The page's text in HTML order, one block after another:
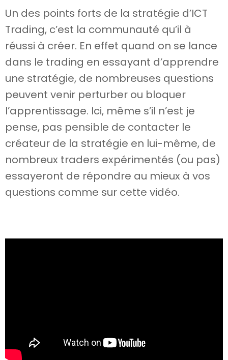
Un des points forts de la stratégie d’ICT
Trading, c’est la communauté qu’il à
réussi à créer. En effet quand on se lance
dans le trading en essayant d’apprendre
une stratégie, de nombreuses questions
peuvent venir perturber ou bloquer
l’apprentissage. Ici, même s’il n’est je
pense, pas pensible de contacter le
créateur de la stratégie en lui-même, de
nombreux traders expérimentés (ou pas)
essayeront de répondre au mieux à vos
questions comme sur cette vidéo.